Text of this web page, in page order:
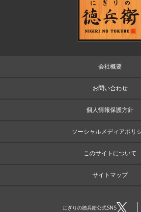
会社概要
お問い合わせ
個人情報保護方針
ソーシャルメディアポリ
このサイトについて
サイトマップ
にぎりの徳兵衛公式SNS